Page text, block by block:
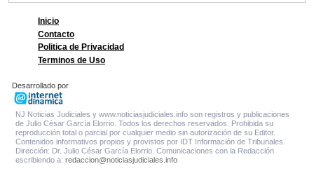
Inicio
Contacto
Politica de Privacidad
Terminos de Uso
Desarrollado por
NJ Noticias Judiciales y www.noticiasjudiciales.info son registros y publicaciones
de Julio César García Elorrio. Todos los derechos reservados. Prohibida su
reproducción total o parcial por cualquier medio sin autorización de su Editor.
Contenidos informativos propios y provistos por IDT Información de Tribunales.
Dirección: Dr. Julio César García Elorrio. Comunicaciones con la Redacción
escribiendo a: redaccion@noticiasjudiciales.info